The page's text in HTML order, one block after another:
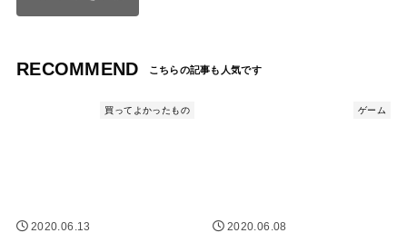
RECOMMEND
買ってよかったもの
2020.06.13
ゲーム
2020.06.08